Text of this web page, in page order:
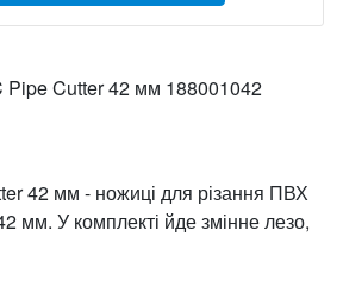
Pipe Cutter 42 мм 188001042
42 мм - ножиці для різання ПВХ
мм. У комплекті йде змінне лезо,